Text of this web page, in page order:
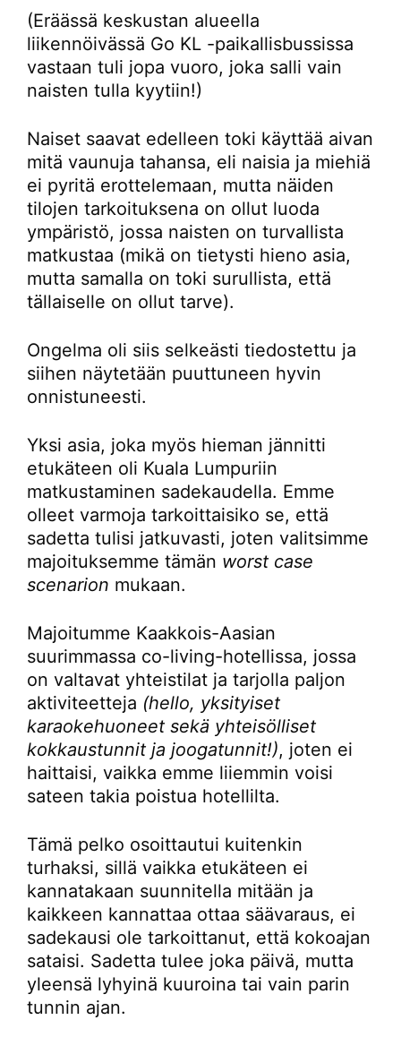
(Eräässä keskustan alueella
liikennöivässä Go KL -paikallisbussissa
vastaan tuli jopa vuoro, joka salli vain
naisten tulla kyytiin!)
Naiset saavat edelleen toki käyttää aivan
mitä vaunuja tahansa, eli naisia ja miehiä
ei pyritä erottelemaan, mutta näiden
tilojen tarkoituksena on ollut luoda
ympäristö, jossa naisten on turvallista
matkustaa (mikä on tietysti hieno asia,
mutta samalla on toki surullista, että
tällaiselle on ollut tarve).
Ongelma oli siis selkeästi tiedostettu ja
siihen näytetään puuttuneen hyvin
onnistuneesti.
Yksi asia, joka myös hieman jännitti
etukäteen oli Kuala Lumpuriin
matkustaminen sadekaudella. Emme
olleet varmoja tarkoittaisiko se, että
sadetta tulisi jatkuvasti, joten valitsimme
majoituksemme tämän worst case
scenarion mukaan.
Majoitumme Kaakkois-Aasian
suurimmassa co-living-hotellissa, jossa
on valtavat yhteistilat ja tarjolla paljon
aktiviteetteja (hello, yksityiset
karaokehuoneet sekä yhteisölliset
kokkaustunnit ja joogatunnit!), joten ei
haittaisi, vaikka emme liiemmin voisi
sateen takia poistua hotellilta.
Tämä pelko osoittautui kuitenkin
turhaksi, sillä vaikka etukäteen ei
kannatakaan suunnitella mitään ja
kaikkeen kannattaa ottaa säävaraus, ei
sadekausi ole tarkoittanut, että kokoajan
sataisi. Sadetta tulee joka päivä, mutta
yleensä lyhyinä kuuroina tai vain parin
tunnin ajan.